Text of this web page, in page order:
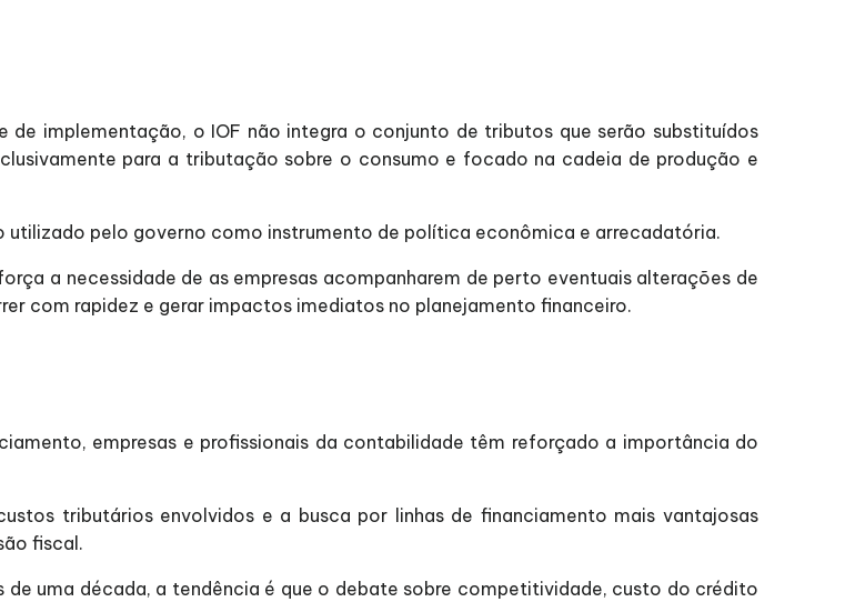
implementação, o IOF não integra o conjunto de tributos que serão substituídos
para a tributação sobre o consumo e focado na cadeia de produção e
utilizado pelo governo como instrumento de política econômica e arrecadatória.
a necessidade de as empresas acompanharem de perto eventuais alterações de
com rapidez e gerar impactos imediatos no planejamento financeiro.
empresas e profissionais da contabilidade têm reforçado a importância do
tributários envolvidos e a busca por linhas de financiamento mais vantajosas
fiscal.
uma década, a tendência é que o debate sobre competitividade, custo do crédito